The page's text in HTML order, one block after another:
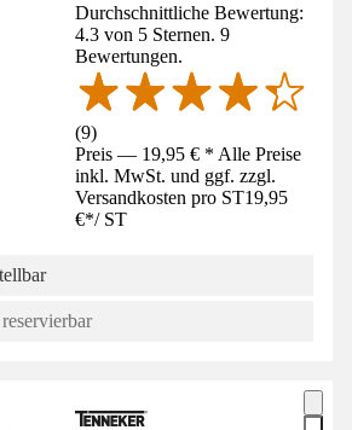
Durchschnittliche Bewertung:
4.3 von 5 Sternen. 9
Bewertungen.
(9)
Preis — 19,95 € * Alle Preise
inkl. MwSt. und ggf. zzgl.
Versandkosten pro ST19,95
€*/ ST